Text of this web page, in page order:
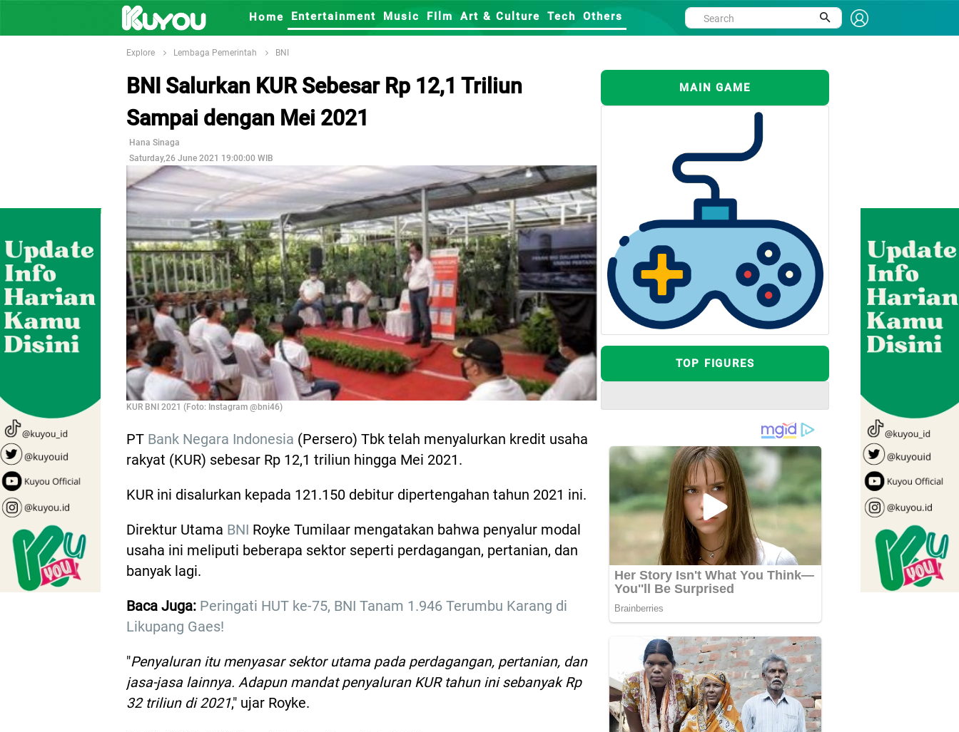
Home Entertainment Music FIlm Art & Culture Tech Others
Explore Lembaga Pemerintah BNI
BNI Salurkan KUR Sebesar Rp 12,1 Triliun
Sampai dengan Mei 2021
Hana Sinaga
Saturday,26 June 2021 19:00:00 WIB
KUR BNI 2021 (Foto: Instagram @bni46)
PT Bank Negara Indonesia (Persero) Tbk telah menyalurkan kredit usaha
rakyat (KUR) sebesar Rp 12,1 triliun hingga Mei 2021.
KUR ini disalurkan kepada 121.150 debitur dipertengahan tahun 2021 ini.
Direktur Utama BNI Royke Tumilaar mengatakan bahwa penyalur modal
usaha ini meliputi beberapa sektor seperti perdagangan, pertanian, dan
banyak lagi.
Baca Juga: Peringati HUT ke-75, BNI Tanam 1.946 Terumbu Karang di
Likupang Gaes!
"Penyaluran itu menyasar sektor utama pada perdagangan, pertanian, dan
jasa-jasa lainnya. Adapun mandat penyaluran KUR tahun ini sebanyak Rp
32 triliun di 2021," ujar Royke.
MAIN GAME
TOP FIGURES